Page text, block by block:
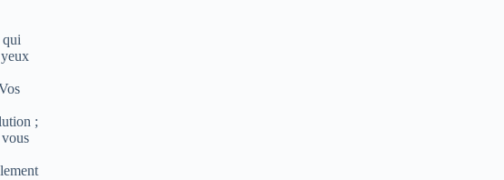
qui
;